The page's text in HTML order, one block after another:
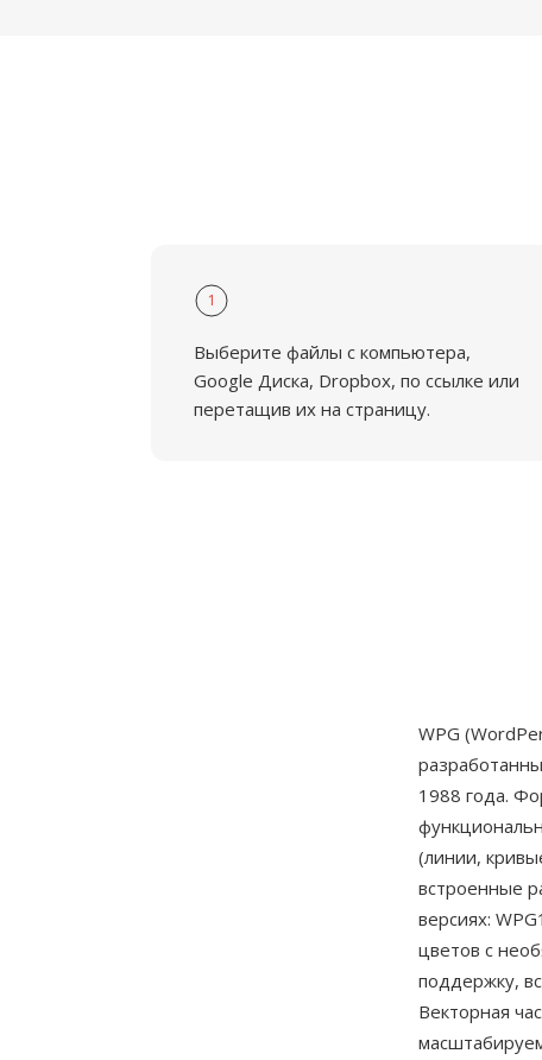
1
Выберите файлы с компьютера,
Google Диска, Dropbox, по ссылке или
перетащив их на страницу.
WPG
1988 года.
(линии,
встроенные
версиях:
цветов с
поддержку,
Векторная